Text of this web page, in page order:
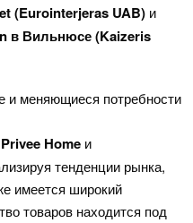
(Eurointerjeras UAB) и
в Вильнюсе(Kaizeris
и меняющиеся потребности
Privee Home и
тенденции рынка,
имеется широкий
товаров находится под